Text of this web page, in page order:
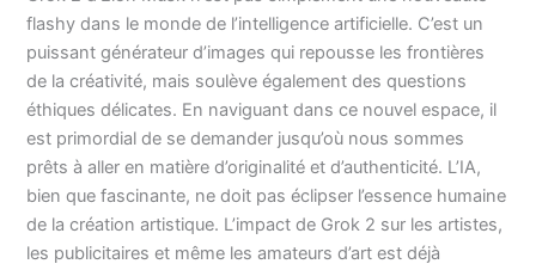
flashy dans le monde de l’intelligence artificielle. C’est un
puissant générateur d’images qui repousse les frontières
de la créativité, mais soulève également des questions
éthiques délicates. En naviguant dans ce nouvel espace, il
est primordial de se demander jusqu’où nous sommes
prêts à aller en matière d’originalité et d’authenticité. L’IA,
bien que fascinante, ne doit pas éclipser l’essence humaine
de la création artistique. L’impact de Grok 2 sur les artistes,
les publicitaires et même les amateurs d’art est déjà